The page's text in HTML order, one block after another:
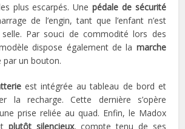
plus escarpés. Unepédale de sécurité
de l’engin, tant que l’enfant n’est
Par souci de commodité lors des
dispose également de la marche
par un bouton.
est intégrée au tableau de bord et
la recharge. Cette dernière s’opère
prise reliée au quad. Enfin, le Madox
plutôt silencieux, compte tenu de ses